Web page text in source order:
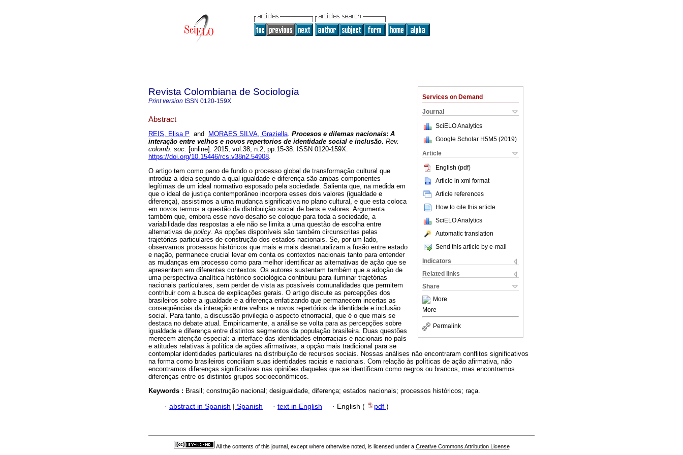
Services on Demand
Journal
SciELO Analytics
Google Scholar H5M5 (2019)
Article
English (pdf)
Article in xml format
Article references
How to cite this article
SciELO Analytics
Automatic translation
Send this article by e-mail
Indicators
Related links
Share
More
More
Permalink
Revista Colombiana de Sociología
Print version ISSN 0120-159X
Abstract
REIS, Elisa P and MORAES SILVA, Graziella. Procesos e dilemas nacionais: A
interação entre velhos e novos repertorios de identidade social e inclusão. Rev.
colomb. soc. [online]. 2015, vol.38, n.2, pp.15-38. ISSN 0120-159X.
https://doi.org/10.15446/rcs.v38n2.54908.
O artigo tem como pano de fundo o processo global de transformação cultural que
introduz a ideia segundo a qual igualdade e diferença são ambas componentes
legítimas de um ideal normativo esposado pela sociedade. Salienta que, na medida em
que o ideal de justiça contemporâneo incorpora esses dois valores (igualdade e
diferença), assistimos a uma mudança significativa no plano cultural, e que esta coloca
em novos termos a questão da distribuição social de bens e valores. Argumenta
também que, embora esse novo desafio se coloque para toda a sociedade, a
variabilidade das respostas a ele não se limita a uma questão de escolha entre
alternativas de policy. As opções disponíveis são também circunscritas pelas
trajetórias particulares de construção dos estados nacionais. Se, por um lado,
observamos processos históricos que mais e mais desnaturalizam a fusão entre estado
e nação, permanece crucial levar em conta os contextos nacionais tanto para entender
as mudanças em processo como para melhor identificar as alternativas de ação que se
apresentam em diferentes contextos. Os autores sustentam também que a adoção de
uma perspectiva analítica histórico-sociológica contribuiu para iluminar trajetórias
nacionais particulares, sem perder de vista as possíveis comunalidades que permitem
contribuir com a busca de explicações gerais. O artigo discute as percepções dos
brasileiros sobre a igualdade e a diferença enfatizando que permanecem incertas as
consequências da interação entre velhos e novos repertórios de identidade e inclusão
social. Para tanto, a discussão privilegia o aspecto etnorracial, que é o que mais se
destaca no debate atual. Empiricamente, a análise se volta para as percepções sobre
igualdade e diferença entre distintos segmentos da população brasileira. Duas questões
merecem atenção especial: a interface das identidades etnorraciais e nacionais no país
e atitudes relativas à política de ações afirmativas, a opção mais tradicional para se
contemplar identidades particulares na distribuição de recursos sociais. Nossas análises não encontraram conflitos significativos
na forma como brasileiros conciliam suas identidades raciais e nacionais. Com relação às políticas de ação afirmativa, não
encontramos diferenças significativas nas opiniões daqueles que se identificam como negros ou brancos, mas encontramos
diferenças entre os distintos grupos socioeconômicos.
Keywords : Brasil; construção nacional; desigualdade, diferença; estados nacionais; processos históricos; raça.
· abstract in Spanish | Spanish · text in English · English ( pdf )
All the contents of this journal, except where otherwise noted, is licensed under a Creative Commons Attribution License